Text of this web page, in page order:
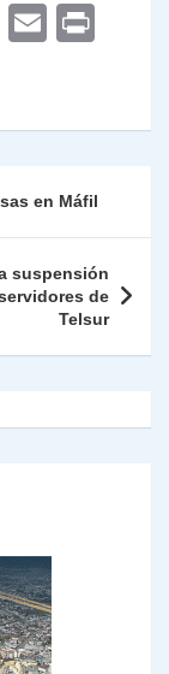
G
l
E
l
en Máfil
suspensión
de
Telsur